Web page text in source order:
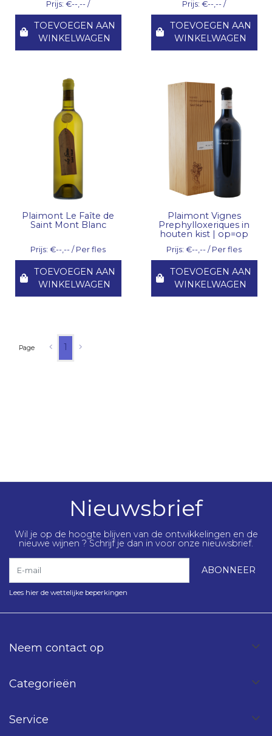
Prijs: €--,-- /
TOEVOEGEN AAN
WINKELWAGEN
Prijs: €--,-- /
TOEVOEGEN AAN
WINKELWAGEN
Plaimont Le Faîte de
Saint Mont Blanc
Prijs: €--,-- / Per fles
TOEVOEGEN AAN
WINKELWAGEN
Plaimont Vignes
Prephylloxeriques in
houten kist | op=op
Prijs: €--,-- / Per fles
TOEVOEGEN AAN
WINKELWAGEN
Page 1
Nieuwsbrief
Wil je op de hoogte blijven van de ontwikkelingen en de
nieuwe wijnen ? Schrijf je dan in voor onze nieuwsbrief.
ABONNEER
Lees hier de wettelijke beperkingen
Neem contact op
Categorieën
Service